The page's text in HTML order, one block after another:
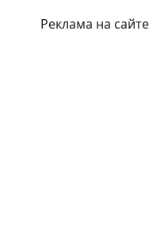
Реклама на сайте